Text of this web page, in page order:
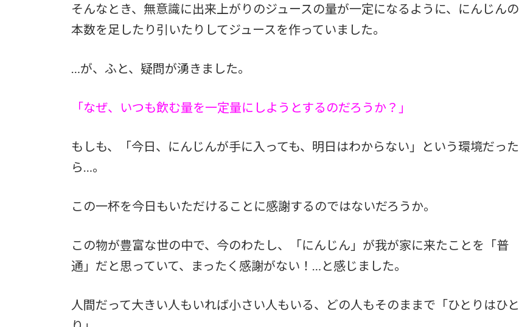
そんなとき、無意識に出来上がりのジュースの量が一定になるように、にんじんの
本数を足したり引いたりしてジュースを作っていました。
…が、ふと、疑問が湧きました。
「なぜ、いつも飲む量を一定量にしようとするのだろうか？」
もしも、「今日、にんじんが手に入っても、明日はわからない」という環境だった
ら…。
この一杯を今日もいただけることに感謝するのではないだろうか。
この物が豊富な世の中で、今のわたし、「にんじん」が我が家に来たことを「普
通」だと思っていて、まったく感謝がない！…と感じました。
人間だって大きい人もいれば小さい人もいる、どの人もそのままで「ひとりはひと